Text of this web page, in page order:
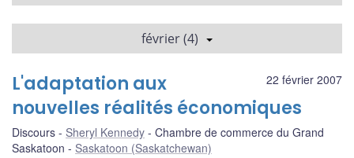
février (4)
22 février 2007
L'adaptation aux
nouvelles réalités économiques
Discours Sheryl Kennedy
Chambre de commerce du Grand
Saskatoon
Saskatoon (Saskatchewan)